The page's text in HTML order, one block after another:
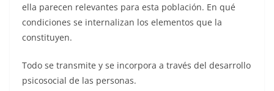
ella parecen relevantes para esta población. En qué
condiciones se internalizan los elementos que la
constituyen.
Todo se transmite y se incorpora a través del desarrollo
psicosocial de las personas.